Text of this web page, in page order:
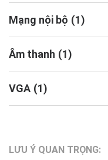
Mạng nội bộ (1)
Âm thanh (1)
VGA (1)
LƯU Ý QUAN TRỌNG: